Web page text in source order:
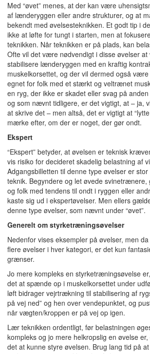
Med “øvet” menes, at der kan være
af lænderyggen eller andre strukturer, og at
bekendt med øvelsesteknikken. Et godt tip i
ikke at løfte for tungt i starten, men at
teknikken. Når teknikken er på plads, kan
Ofte vil det være nødvendigt i disse øvelser
stabilisere lænderyggen med en kraftig
muskelkorsettet, og der vil dermed også
egnet for folk med et stærkt og veltrænet
en ryg, der ikke er skadet eller svag på
og som nævnt tidligere, er det vigtigt, at – ja,
at skrive det – men altså, det er vigtigt at
mærke efter, om der er noget, der gør ondt.
Ekspert
“Ekspert” betyder, at øvelsen er teknisk
vis risiko for decideret skadelig belastning af
Adgangsbilletten til denne type øvelser er
teknik. Begyndere og let øvede
og folk med tendens til ondt i ryggen eller
kaste sig ud i ekspertøvelser. Men ellers
denne type øvelser, som nævnt under “øvet”.
Generelt om styrketræningsøvelser
Nedenfor vises eksempler på øvelser, men
flere øvelser i hver kategori, er det kun
grænser.
Jo mere kompleks en styrketræningsøvelse
det at spænde op i muskelkorsettet under
løft bidrager vejrtrækning til stabilisering af
på vej ned” og hen over vendepunktet, og
når vægten/kroppen er på vej op igen.
Lær teknikken ordentligt, før belastningen
kompleks og jo mere helkropslig en øvelse
det at kunne styre øvelsen. Brug lang tid på